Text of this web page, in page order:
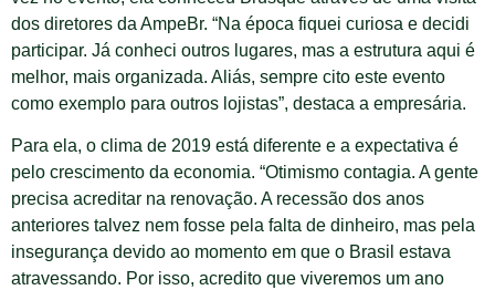
dos diretores da AmpeBr. “Na época fiquei curiosa e decidi
participar. Já conheci outros lugares, mas a estrutura aqui é
melhor, mais organizada. Aliás, sempre cito este evento
como exemplo para outros lojistas”, destaca a empresária.
Para ela, o clima de 2019 está diferente e a expectativa é
pelo crescimento da economia. “Otimismo contagia. A gente
precisa acreditar na renovação. A recessão dos anos
anteriores talvez nem fosse pela falta de dinheiro, mas pela
insegurança devido ao momento em que o Brasil estava
atravessando. Por isso, acredito que viveremos um ano